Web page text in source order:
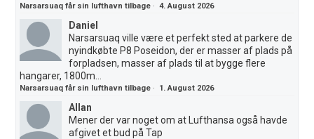
Narsarsuaq får sin lufthavn tilbage ·4. August 2026
Daniel
Narsarsuaq ville være et perfekt sted at parkere de
nyindkøbte P8 Poseidon, der er masser af plads på
forpladsen, masser af plads til at bygge flere
hangarer, 1800m...
Narsarsuaq får sin lufthavn tilbage · 1. August 2026
Allan
Mener der var noget om at Lufthansa også havde
afgivet et bud på Tap